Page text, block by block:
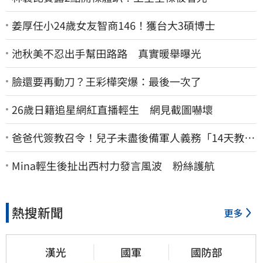
姜厚任小24歲女友智商146！獲台大3碩博士
池秋美不忍出手幫田路路 真實暖舉曝光
臉還要再動刀？王彩樺突爆：最後一次了
26歲日籍追星網紅直播輕生 網見截圖嚇壞
爸爸代簽教召令！兒子未盡後備軍人義務「14天教召
不去」換3個月刑期
Mina輕生後扯出西村力發言風波 粉絲護航
熱搜新聞 更多
漢光 國軍 國防部